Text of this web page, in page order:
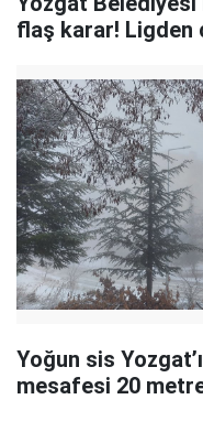
flaş karar! Ligden
Yoğun sis
mesafesi 20